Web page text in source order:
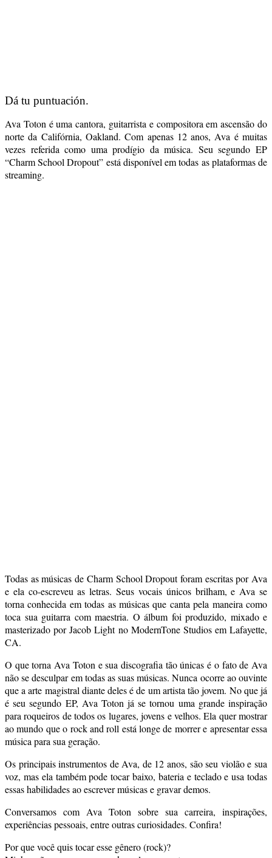
Dá tu puntuación.
Ava Toton é uma cantora, guitarrista e compositora em ascensão do
norte da Califórnia, Oakland. Com apenas 12 anos, Ava é muitas
vezes referida como uma prodígio da música. Seu segundo EP
“Charm School Dropout” está disponível em todas as plataformas de
streaming.
Todas as músicas de Charm School Dropout foram escritas por Ava
e ela co-escreveu as letras. Seus vocais únicos brilham, e Ava se
torna conhecida em todas as músicas que canta pela maneira como
toca sua guitarra com maestria. O álbum foi produzido, mixado e
masterizado por Jacob Light no ModernTone Studios em Lafayette,
CA.
O que torna Ava Toton e sua discografia tão únicas é o fato de Ava
não se desculpar em todas as suas músicas. Nunca ocorre ao ouvinte
que a arte magistral diante deles é de um artista tão jovem. No que já
é seu segundo EP, Ava Toton já se tornou uma grande inspiração
para roqueiros de todos os lugares, jovens e velhos. Ela quer mostrar
ao mundo que o rock and roll está longe de morrer e apresentar essa
música para sua geração.
Os principais instrumentos de Ava, de 12 anos, são seu violão e sua
voz, mas ela também pode tocar baixo, bateria e teclado e usa todas
essas habilidades ao escrever músicas e gravar demos.
Conversamos com Ava Toton sobre sua carreira, inspirações,
experiências pessoais, entre outras curiosidades. Confira!
Por que você quis tocar esse gênero (rock)?